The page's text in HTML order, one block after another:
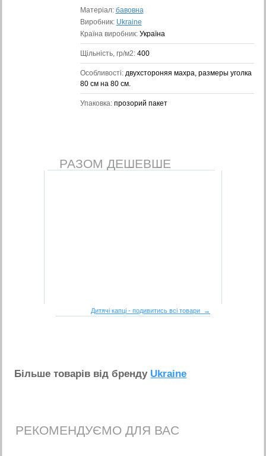
Матеріал: бавовна
Виробник: Ukraine
Країна виробник: Україна
Щільність, гр/м2: 400
Особливості: двухстороняя махра, размеры уголка
80 см на 80 см.
Упаковка: прозорий пакет
РАЗОМ ДЕШЕВШЕ
Дитячі капці - подивитись всі товари →
Бiльше товарiв вiд бренду Ukraine
РЕКОМЕНДУЄМО ДЛЯ ВАС